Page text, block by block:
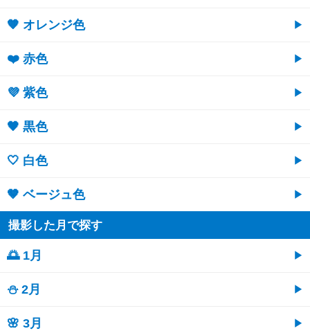
🧡 オレンジ色
❤️ 赤色
💜 紫色
🖤 黒色
🤍 白色
🤎 ベージュ色
撮影した月で探す
🌅 1月
⛄ 2月
🌸 3月